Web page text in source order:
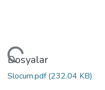
Dosyalar
Slocum.pdf(232.04 KB)